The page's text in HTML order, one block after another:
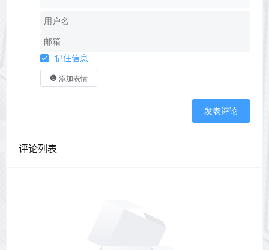
记住信息
添加表情
发表评论
评论列表